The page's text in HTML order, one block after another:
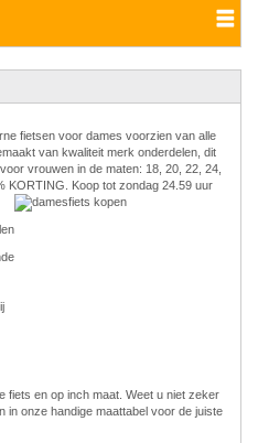
fietsen voor dames voorzien van alle
van kwaliteit merk onderdelen, dit
vrouwen in de maten: 18, 20, 22, 24,
KORTING. Koop tot zondag 24.59 uur
fiets en op inch maat. Weet u niet zeker
in onze handige maattabel voor de juiste